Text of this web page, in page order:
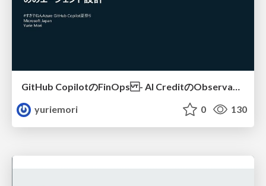
GitHub CopilotのFinOps - AI CreditのObservabilityと価値を生むためのエージェント設計
yuriemori
0 130